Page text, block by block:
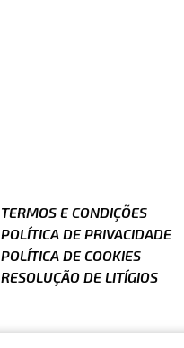
TERMOS E CONDIÇÕES
POLÍTICA DE PRIVACIDADE
POLÍTICA DE COOKIES
RESOLUÇÃO DE LITÍGIOS